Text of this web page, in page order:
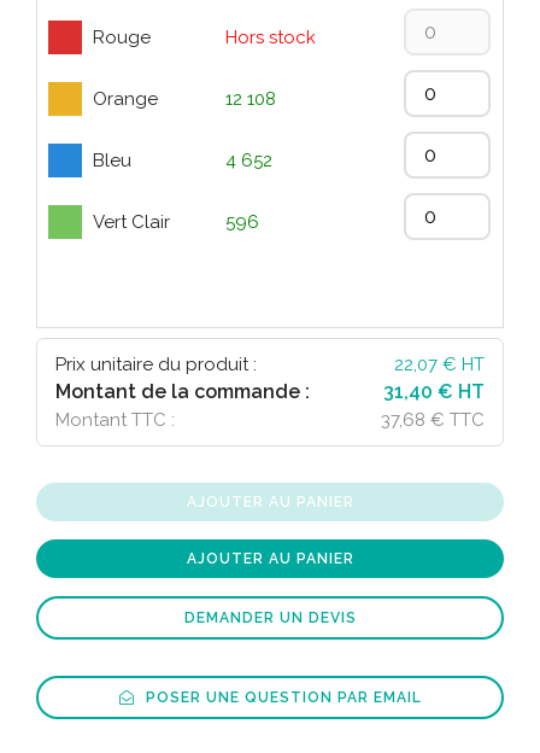
Rouge Hors stock
Orange 12 108
Bleu 4 652
Vert Clair 596
Prix unitaire du produit : 22,07 € HT
Montant de la commande : 31,40 € HT
Montant TTC : 37,68 € TTC
AJOUTER AU PANIER
AJOUTER AU PANIER
DEMANDER UN DEVIS
POSER UNE QUESTION PAR EMAIL